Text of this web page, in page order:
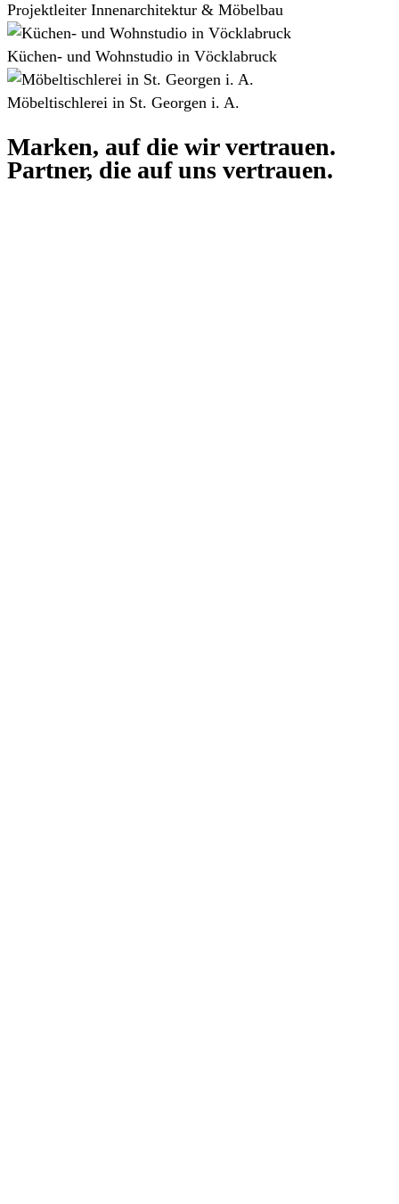
Projektleiter Innenarchitektur & Möbelbau
Küchen- und Wohnstudio in Vöcklabruck
Möbeltischlerei in St. Georgen i. A.
Marken, auf die wir vertrauen.
Partner, die auf uns vertrauen.